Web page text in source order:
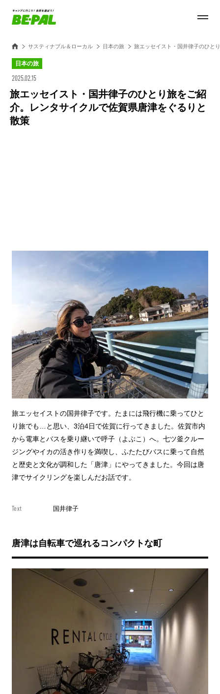
サスティナブル＆ローカル 日本の旅 旅エッセイスト・国井律子のひと
日本の旅
2025.02.15
旅エッセイスト・国井律子のひとり旅をご紹
介。レンタサイクルで佐賀県唐津をぐるりと
散策
旅エッセイストの国井律子です。たまには飛行機に乗ってひと
り旅でも…と思い、3泊4日で佐賀に行ってきました。佐賀市内
から電車とバスを乗り継いで呼子（よぶこ）へ。七ツ釜クルー
ジングやイカの活き作りを満喫し、ふたたびバスに乗って自然
と歴史と文化が調和した「唐津」にやってきました。今回は唐
津でサイクリングを楽しんだお話です。
Text 国井律子
唐津は自転車で巡れるコンパクトな町